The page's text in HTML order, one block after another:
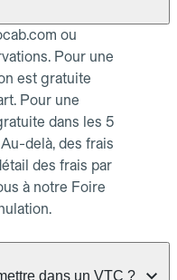
ou
Pour une
est gratuite
Pour une
dans les 5
delà, des frais
des frais par
à notre Foire
dans un VTC ?